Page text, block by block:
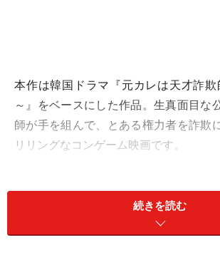
本作は韓国ドラマ『元カレは天才詐
～』をベースにした作品。生真面目な
師が手を組んで、とある権力者を詐欺
リリングなコンゲーム映画です。
督のキャリアから影響を受けた作品に
続きを読む